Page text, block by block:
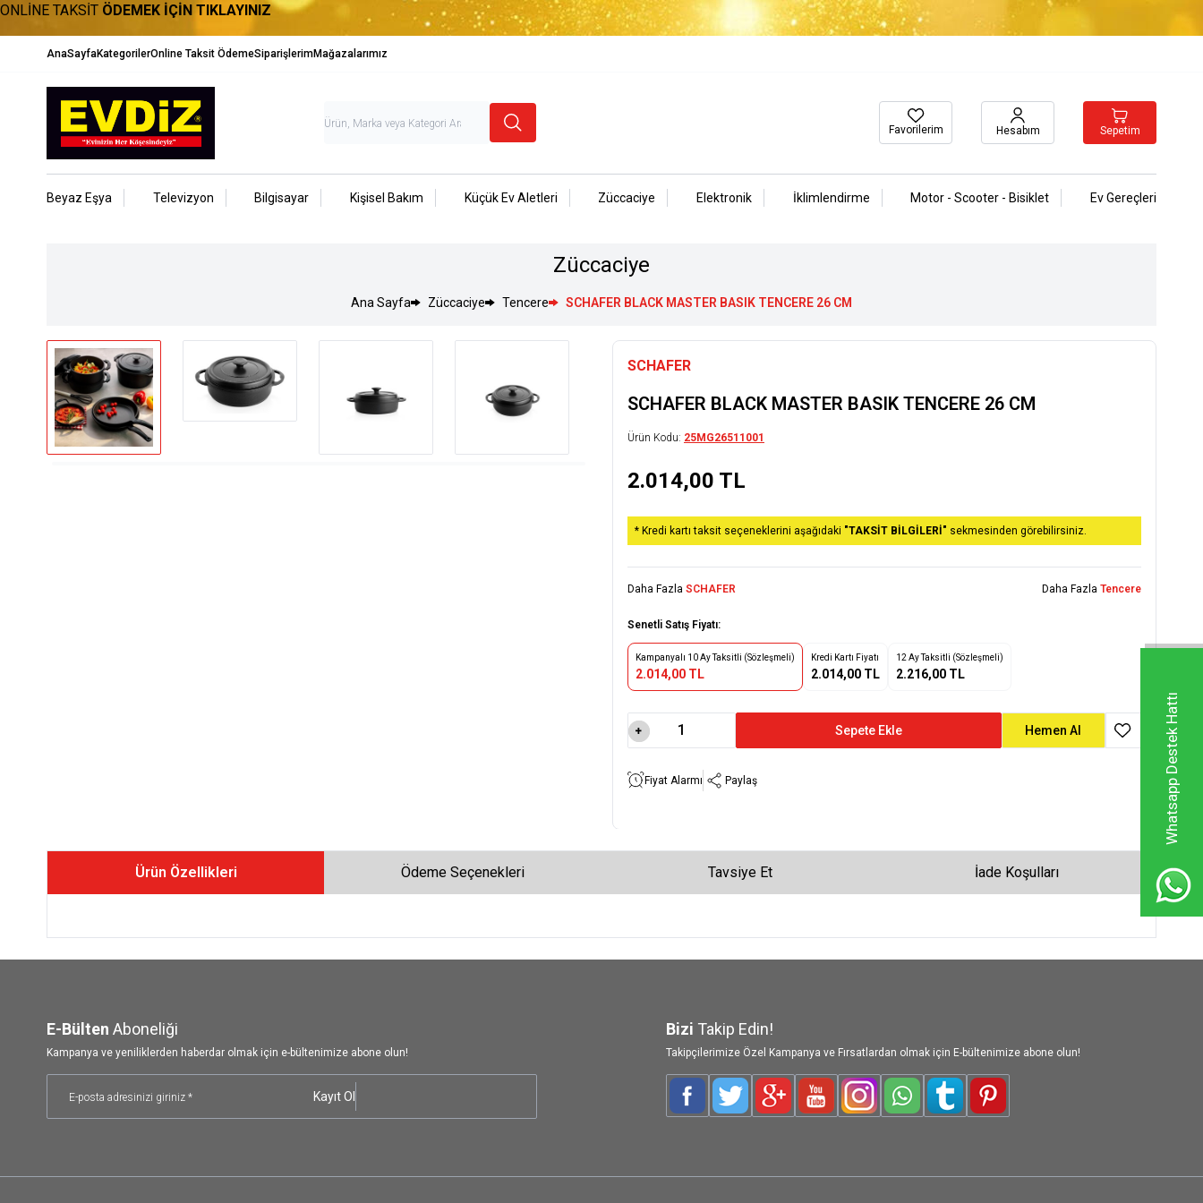
Whatsapp Destek Hattı
ONLİNE TAKSİT ÖDEMEK İÇİN TIKLAYINIZ
AnaSayfaKategorilerOnline Taksit ÖdemeSiparişlerimMağazalarımız
Favorilerim Hesabım Sepetim
Beyaz Eşya Televizyon Bilgisayar Kişisel Bakım Küçük Ev Aletleri Züccaciye Elektronik İklimlendirme Motor - Scooter - Bisiklet Ev Gereçleri
Züccaciye
Ana Sayfa Züccaciye Tencere SCHAFER BLACK MASTER BASIK TENCERE 26 CM
SCHAFER
SCHAFER BLACK MASTER BASIK TENCERE 26 CM
Ürün Kodu: 25MG26511001
2.014,00 TL
* Kredi kartı taksit seçeneklerini aşağıdaki "TAKSİT BİLGİLERİ" sekmesinden görebilirsiniz.
Daha Fazla SCHAFER Daha Fazla Tencere
Senetli Satış Fiyatı:
Kampanyalı 10 Ay Taksitli (Sözleşmeli)
2.014,00 TL
Kredi Kartı Fiyatı
2.014,00 TL
12 Ay Taksitli (Sözleşmeli)
2.216,00 TL
Sepete Ekle Hemen Al Favoriye Ekle
Fiyat Alarmı Paylaş
Ürün Özellikleri Ödeme Seçenekleri Tavsiye Et İade Koşulları
E-Bülten Aboneliği
Kampanya ve yeniliklerden haberdar olmak için e-bültenimize abone olun!
Kayıt Ol
Bizi Takip Edin!
Takipçilerimize Özel Kampanya ve Fırsatlardan olmak için E-bültenimize abone olun!
FacebookTwitterGoogle-PlusYoutubeInstagramWhatsAppTumblrPinterest